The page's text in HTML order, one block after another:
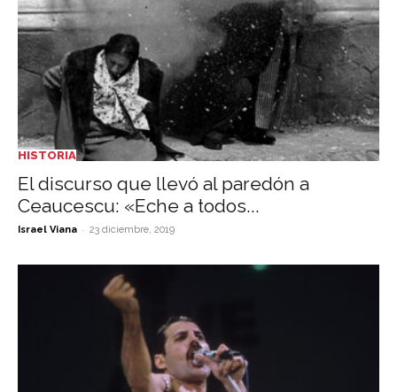
HISTORIA
El discurso que llevó al paredón a
Ceaucescu: «Eche a todos...
Israel Viana - 23 diciembre, 2019